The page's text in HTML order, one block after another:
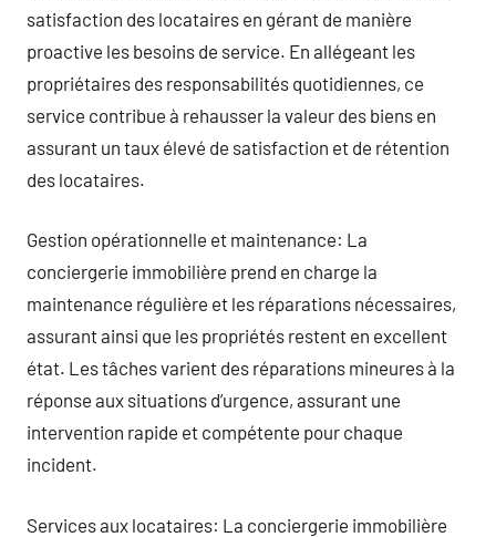
satisfaction des locataires en gérant de manière
proactive les besoins de service. En allégeant les
propriétaires des responsabilités quotidiennes, ce
service contribue à rehausser la valeur des biens en
assurant un taux élevé de satisfaction et de rétention
des locataires.
Gestion opérationnelle et maintenance: La
conciergerie immobilière prend en charge la
maintenance régulière et les réparations nécessaires,
assurant ainsi que les propriétés restent en excellent
état. Les tâches varient des réparations mineures à la
réponse aux situations d’urgence, assurant une
intervention rapide et compétente pour chaque
incident.
Services aux locataires: La conciergerie immobilière